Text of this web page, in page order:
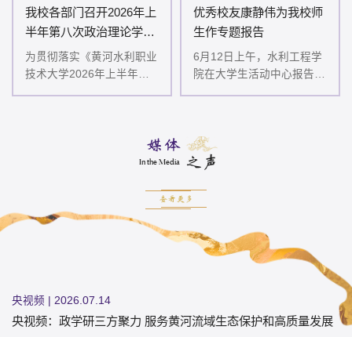
我校各部门召开2026年上
半年第八次政治理论学习
专题会
为贯彻落实《黄河水利职业
技术大学2026年上半年教
优秀校友康静伟为我校师
生作专题报告
6月12日上午，水利工程学
院在大学生活动中心报告厅
限...
媒体
In the Media 之声
查看更多
《河南日报》 | 2026.05.08
《河南日报》：一杯清茶叙心声 思政育人暖心更润心
河南日报客户端 | 2026.04.17
河南日报客户端 | 2026.04.10
河南日报客户端：黄河水利职业技术大学破解课程思政改革“密
央视频 | 2026.07.14
央视频：政学研三方聚力 服务黄河流域生态保护和高质量发展